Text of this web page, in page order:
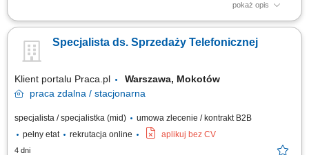
pokaż opis
Praca wg grafiku Godziny pracy: od 8:00 do 18:00, od pon. do pt. oraz w
przyjmowanie zleceń od klientów firmy, przekazywanie do realizacji,
monitorowanie i raportowanie wykonania; obsługa reklamacji;
Specjalista ds. Sprzedaży Telefonicznej
Klient portalu Praca.pl
Warszawa, Mokotów
praca zdalna / stacjonarna
specjalista / specjalistka (mid)
umowa zlecenie / kontrakt B2B
pełny etat
rekrutacja online aplikuj bez CV
4 dni